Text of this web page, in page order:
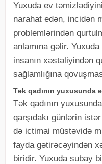
Yuxuda ev
narahat edən, incidən
problemlərindən
anlamına gəlir.
insanın xəstəliyindən
sağlamlığına
Tək qadının yuxusunda
Tək qadının
qarşıdakı günlərin
də ictimai müstəvidə
fayda gətirəcəyindən
biridir. Yuxuda subay